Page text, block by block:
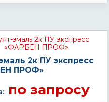
2к ПУ экспресс
ПРОФ»
по запросу